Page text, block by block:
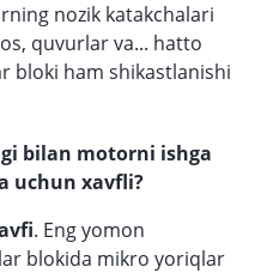
nozik katakchalari
quvurlar va... hatto
bloki ham shikastlanishi
bilan motorni ishga
uchun xavfli?
. Eng yomon
blokida mikro yoriqlar